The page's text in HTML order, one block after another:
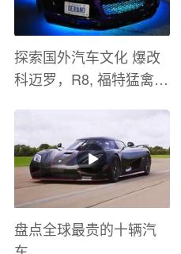
探索国外汽车文化 爆改
科迈罗，R8, 福特猛禽
盘点全球最贵的十辆汽